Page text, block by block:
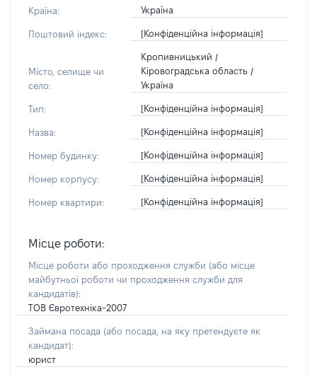
Країна: Україна
Поштовий індекс: [Конфіденційна інформація]
Місто, селище чи
село:
Кропивницький /
Кіровоградська область /
Україна
Тип: [Конфіденційна інформація]
Назва: [Конфіденційна інформація]
Номер будинку: [Конфіденційна інформація]
Номер корпусу: [Конфіденційна інформація]
Номер квартири: [Конфіденційна інформація]
Місце роботи:
Місце роботи або проходження служби (або місце
майбутньої роботи чи проходження служби для
кандидатів):
ТОВ Євротехніка-2007
Займана посада (або посада, на яку претендуєте як
кандидат):
юрист